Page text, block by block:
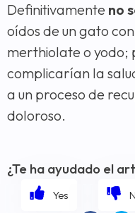
Definitivamente no
oídos de un gato
merthiolate o yodo;
complicarían la
a un proceso de
doloroso.
¿Te ha ayudado el